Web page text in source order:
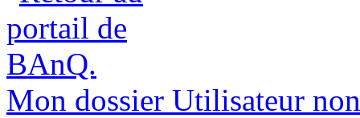
Mon dossier Utilisateur